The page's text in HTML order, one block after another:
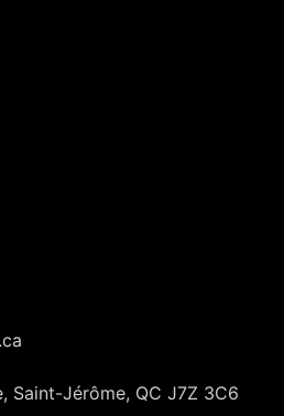
Saint-Jérôme, QC J7Z 3C6